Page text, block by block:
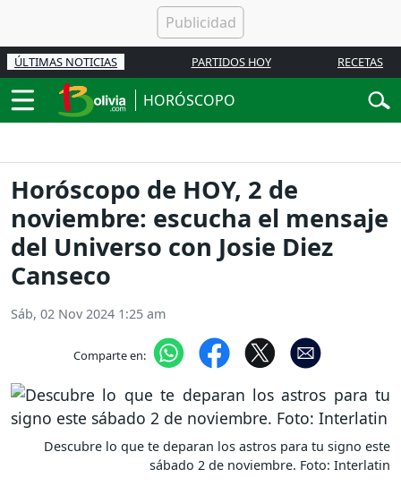
ÚLTIMAS NOTICIAS PARTIDOS HOY RECETAS
HORÓSCOPO
Horóscopo de HOY, 2 de
noviembre: escucha el mensaje
del Universo con Josie Diez
Canseco
Sáb, 02 Nov 2024 1:25 am
Comparte en:
Descubre lo que te deparan los astros para tu signo este
sábado 2 de noviembre. Foto: Interlatin